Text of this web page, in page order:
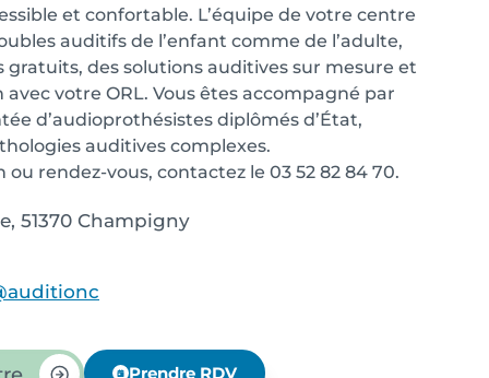
et confortable. L’équipe de votre centre
auditifs de l’enfant comme de l’adulte,
gratuits, des solutions auditives sur mesure et
votre ORL. Vous êtes accompagné par
d’audioprothésistes diplômés d’État,
auditives complexes.
rendez-vous, contactez le 03 52 82 84 70.
51370 Champigny
Prendre RDV